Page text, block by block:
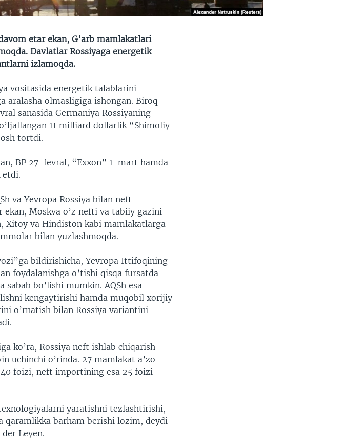
etar ekan, G’arb mamlakatlari
Davlatlar Rossiyaga energetik
izlamoqda.
vositasida energetik talablarini
aralasha olmasligiga ishongan. Biroq
sanasida Germaniya Rossiyaning
11 milliard dollarlik “Shimoliy
tortdi.
BP 27-fevral, “Exxon” 1-mart hamda
etdi.
va Yevropa Rossiya bilan neft
ekan, Moskva o’z nefti va tabiiy gazini
Xitoy va Hindiston kabi mamlakatlarga
bilan yuzlashmoqda.
bildirishicha, Yevropa Ittifoqining
foydalanishga o’tishi qisqa fursatda
sabab bo’lishi mumkin. AQSh esa
kengaytirishi hamda muqobil xorijiy
o’rnatish bilan Rossiya variantini
ko’ra, Rossiya neft ishlab chiqarish
uchinchi o’rinda. 27 mamlakat a’zo
foizi, neft importining esa 25 foizi
yaratishni tezlashtirishi,
qaramlikka barham berishi lozim, deydi
Leyen.